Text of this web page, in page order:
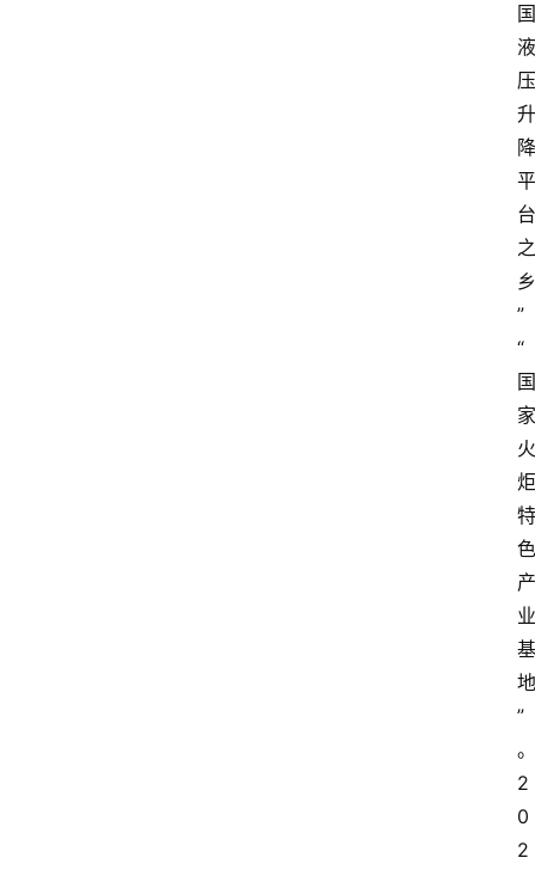
国
液
压
升
降
平
台
之
乡
”
“
国
家
火
炬
特
色
产
业
基
地
”
。
2
0
2